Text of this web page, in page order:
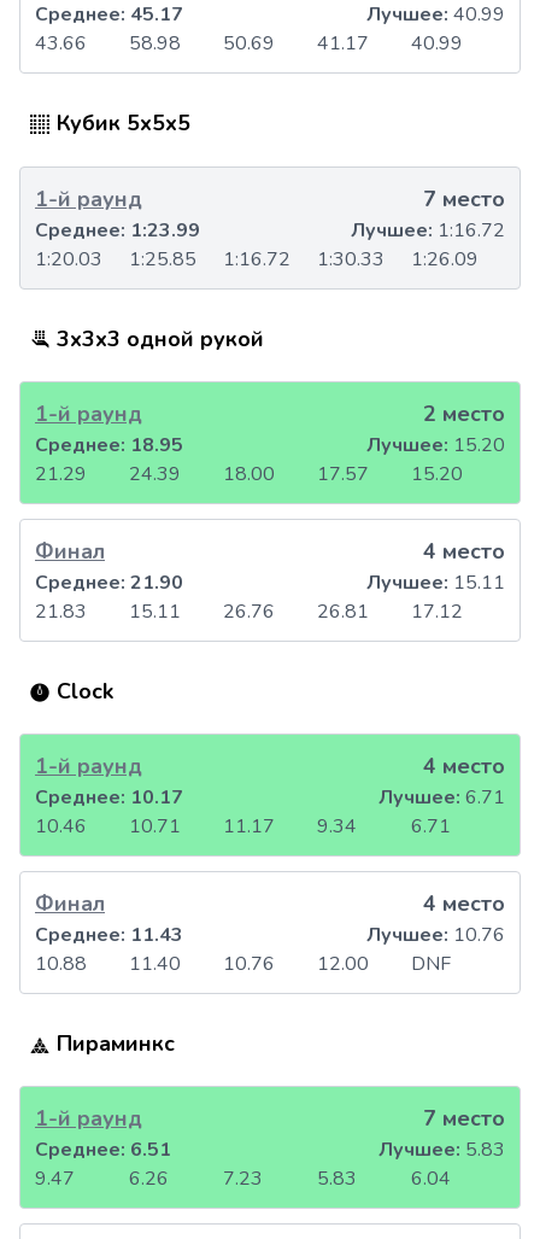
43.66 58.98 50.69 41.17 40.99
Среднее: 45.17 Лучшее: 40.99
Кубик 5x5x5
1-й раунд 7 место
1:20.03 1:25.85 1:16.72 1:30.33 1:26.09
Среднее: 1:23.99 Лучшее: 1:16.72
3x3x3 одной рукой
1-й раунд 2 место
21.29 24.39 18.00 17.57 15.20
Среднее: 18.95 Лучшее: 15.20
Финал 4 место
21.83 15.11 26.76 26.81 17.12
Среднее: 21.90 Лучшее: 15.11
Clock
1-й раунд 4 место
10.46 10.71 11.17 9.34 6.71
Среднее: 10.17 Лучшее: 6.71
Финал 4 место
10.88 11.40 10.76 12.00 DNF
Среднее: 11.43 Лучшее: 10.76
Пираминкс
1-й раунд 7 место
9.47 6.26 7.23 5.83 6.04
Среднее: 6.51 Лучшее: 5.83